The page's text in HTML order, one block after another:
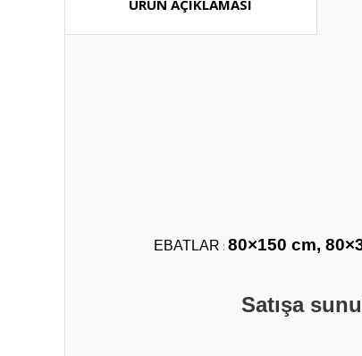
ÜRÜN AÇIKLAMASI
EBATLAR : 80×150 cm,
Satışa